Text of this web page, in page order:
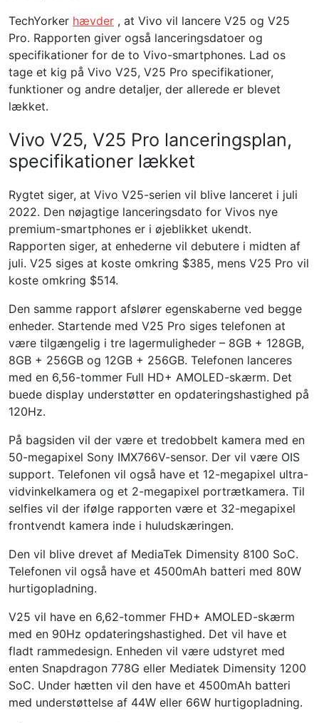
TechYorker hævder , at Vivo vil lancere V25 og V25
Pro. Rapporten giver også lanceringsdatoer og
specifikationer for de to Vivo-smartphones. Lad os
tage et kig på Vivo V25, V25 Pro specifikationer,
funktioner og andre detaljer, der allerede er blevet
lækket.
Vivo V25, V25 Pro lanceringsplan,
specifikationer lækket
Rygtet siger, at Vivo V25-serien vil blive lanceret i juli
2022. Den nøjagtige lanceringsdato for Vivos nye
premium-smartphones er i øjeblikket ukendt.
Rapporten siger, at enhederne vil debutere i midten af ​​
juli. V25 siges at koste omkring $385, mens V25 Pro vil
koste omkring $514.
Den samme rapport afslører egenskaberne ved begge
enheder. Startende med V25 Pro siges telefonen at
være tilgængelig i tre lagermuligheder – 8GB + 128GB,
8GB + 256GB og 12GB + 256GB. Telefonen lanceres
med en 6,56-tommer Full HD+ AMOLED-skærm. Det
buede display understøtter en opdateringshastighed på
120Hz.
På bagsiden vil der være et tredobbelt kamera med en
50-megapixel Sony IMX766V-sensor. Der vil være OIS
support. Telefonen vil også have et 12-megapixel ultra-
vidvinkelkamera og et 2-megapixel portrætkamera. Til
selfies vil der ifølge rapporten være et 32-megapixel
frontvendt kamera inde i huludskæringen.
Den vil blive drevet af MediaTek Dimensity 8100 SoC.
Telefonen vil også have et 4500mAh batteri med 80W
hurtigopladning.
V25 vil have en 6,62-tommer FHD+ AMOLED-skærm
med en 90Hz opdateringshastighed. Det vil have et
fladt rammedesign. Enheden vil være udstyret med
enten Snapdragon 778G eller Mediatek Dimensity 1200
SoC. Under hætten vil den have et 4500mAh batteri
med understøttelse af 44W eller 66W hurtigopladning.